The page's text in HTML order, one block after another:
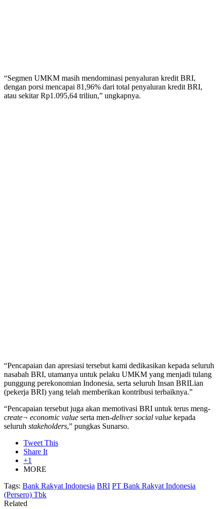
“Segmen UMKM masih mendominasi penyaluran kredit BRI,
dengan porsi mencapai 81,96% dari total penyaluran kredit BRI,
atau sekitar Rp1.095,64 triliun,” ungkapnya.
“Pencapaian dan apresiasi tersebut kami dedikasikan kepada seluruh
nasabah BRI, utamanya untuk pelaku UMKM yang menjadi tulang
punggung perekonomian Indonesia, serta seluruh Insan BRILian
(pekerja BRI) yang telah memberikan kontribusi terbaiknya.”
“Pencapaian tersebut juga akan memotivasi BRI untuk terus meng-
create¬ economic value serta men-deliver social value kepada
seluruh stakeholders,” pungkas Sunarso.
Tweet This
Share It
+1
MORE
Tags: Bank Rakyat Indonesia BRI PT Bank Rakyat Indonesia
(Persero) Tbk
Related